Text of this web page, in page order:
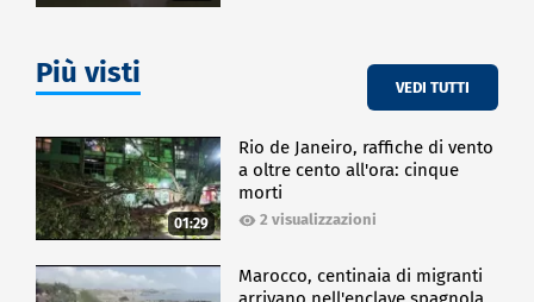
Più visti VEDI TUTTI
01:29
Rio de Janeiro, raffiche di vento
a oltre cento all'ora: cinque
morti
2 visualizzazioni
Marocco, centinaia di migranti